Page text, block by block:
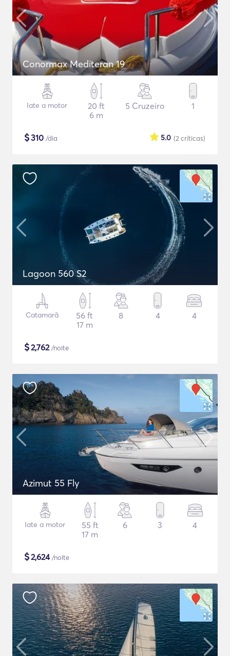
Conormax Mediteran 19
Iate a motor
20 ft
6 m
5 Cruzeiro 1
$310 /dia (2 críticas)
5.0
Lagoon 560 S2
Catamarã
56 ft
17 m
8 4 4
$2,762/noite
Azimut 55 Fly
Iate a motor
55 ft
17 m
6 3 4
$2,624/noite